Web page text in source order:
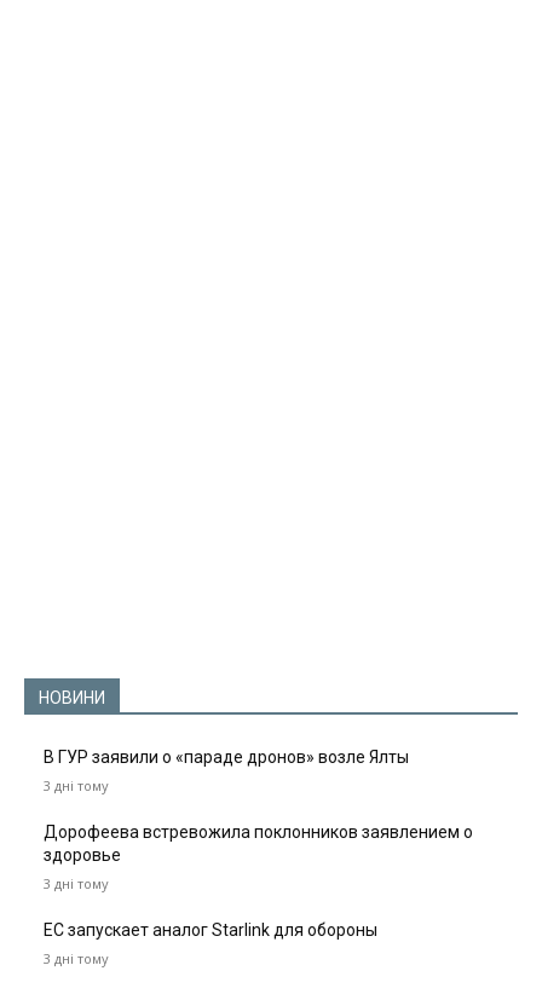
НОВИНИ
В ГУР заявили о «параде дронов» возле Ялты
3 дні тому
Дорофеева встревожила поклонников заявлением о
здоровье
3 дні тому
ЕС запускает аналог Starlink для обороны
3 дні тому